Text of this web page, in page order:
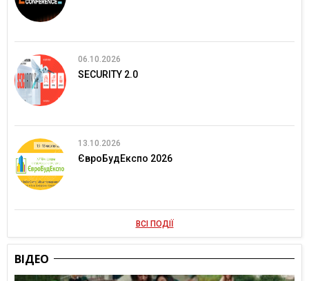
06.10.2026
SECURITY 2.0
13.10.2026
ЄвроБудЕкспо 2026
ВСІ ПОДІЇ
ВІДЕО